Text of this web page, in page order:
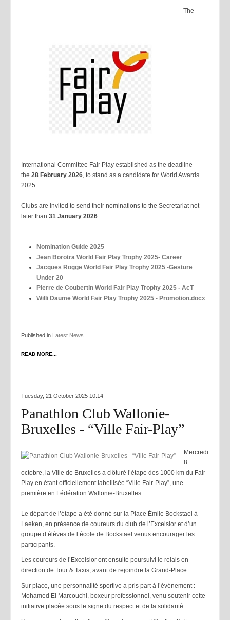
The
International Committee Fair Play established as the deadline
the 28 February 2026, to stand as a candidate for World Awards
2025.
Clubs are invited to send their nominations to the Secretariat not
later than 31 January 2026
Nomination Guide 2025
Jean Borotra World Fair Play Trophy 2025- Career
Jacques Rogge World Fair Play Trophy 2025 -Gesture
Under 20
Pierre de Coubertin World Fair Play Trophy 2025 - AcT
Willi Daume World Fair Play Trophy 2025 - Promotion.docx
Published in Latest News
READ MORE...
Tuesday, 21 October 2025 10:14
Panathlon Club Wallonie-
Bruxelles - “Ville Fair-Play”
Mercredi
8
octobre, la Ville de Bruxelles a clôturé l’étape des 1000 km du Fair-
Play en étant officiellement labellisée “Ville Fair-Play”, une
première en Fédération Wallonie-Bruxelles.
Le départ de l’étape a été donné sur la Place Émile Bockstael à
Laeken, en présence de coureurs du club de l’Excelsior et d’un
groupe d’élèves de l’école de Bockstael venus encourager les
participants.
Les coureurs de l’Excelsior ont ensuite poursuivi le relais en
direction de Tour & Taxis, avant de rejoindre la Grand-Place.
Sur place, une personnalité sportive a pris part à l’événement :
Mohamed El Marcouchi, boxeur professionnel, venu soutenir cette
initiative placée sous le signe du respect et de la solidarité.